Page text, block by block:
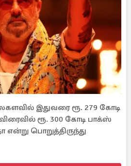
இதுவரை ரூ. 279 கோடி
ரூ. 300 கோடி பாக்ஸ்
பொறுத்திருந்து